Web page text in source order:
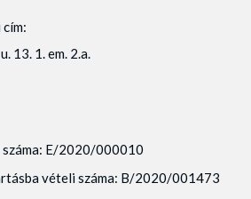
13. 1. em. 2.a.
E/2020/000010
vételi száma: B/2020/001473